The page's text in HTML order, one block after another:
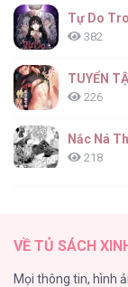
Tự Do
382
TUYỂN
226
Nắc Ná
218
191
VỀ TỦ SÁCH
Mọi thông tin, hình